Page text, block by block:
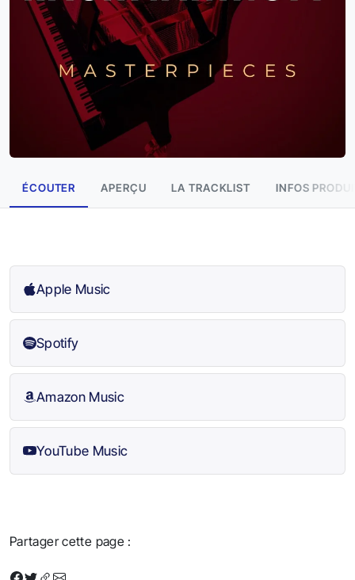
ÉCOUTER APERÇU LA TRACKLIST INFOS
Apple Music
Spotify
Amazon Music
YouTube Music
Partager cette page :